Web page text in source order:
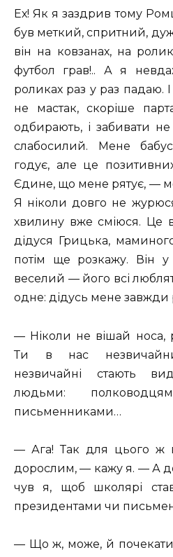
Ех! Як я заздрив тому
був меткий, спритний,
він на ковзанах, на
футбол грав!.. А я
роликах раз у раз падаю.
не мастак, скоріше
одбирають, і забивати
слабосилий. Мене
годує, але це
Єдине, що мене рятує, —
Я ніколи довго не
хвилину вже сміюся. Це
дідуся Грицька,
потім ще розкажу. Він
веселий — його всі
одне: дідусь мене завжди
— Ніколи не вішай носа,
Ти в нас
незвичайні стають
людьми:
письменниками…
— Ага! Так для цього ж
дорослим, — кажу я. — А
чув я, щоб школярі
президентами чи
— Що ж, може, й почекати